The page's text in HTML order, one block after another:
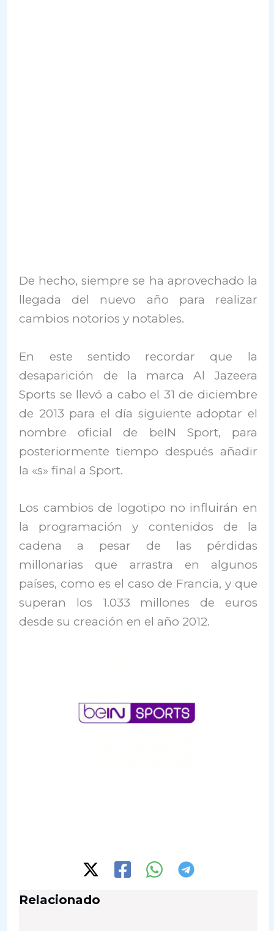
De hecho, siempre se ha aprovechado la
llegada del nuevo año para realizar
cambios notorios y notables.
En este sentido recordar que la
desaparición de la marca Al Jazeera
Sports se llevó a cabo el 31 de diciembre
de 2013 para el día siguiente adoptar el
nombre oficial de beIN Sport, para
posteriormente tiempo después añadir
la «s» final a Sport.
Los cambios de logotipo no influirán en
la programación y contenidos de la
cadena a pesar de las pérdidas
millonarias que arrastra en algunos
países, como es el caso de Francia, y que
superan los 1.033 millones de euros
desde su creación en el año 2012.
Relacionado